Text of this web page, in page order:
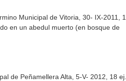
Municipal de Vitoria, 30- IX-2011, 1
en un abedul muerto (en bosque de
de Peñamellera Alta, 5-V- 2012, 18 ej.